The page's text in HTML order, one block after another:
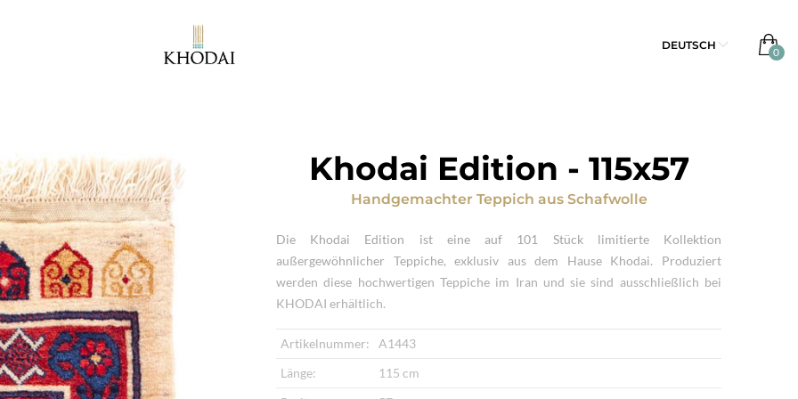
DEUTSCH
Khodai Edition - 115x57
Handgemachter Teppich aus Schafwolle
Die Khodai Edition ist eine auf 101 Stück limitierte Kollektion
außergewöhnlicher Teppiche, exklusiv aus dem Hause Khodai. Produziert
werden diese hochwertigen Teppiche im Iran und sie sind ausschließlich bei
KHODAI erhältlich.
Artikelnummer:
A1443
Länge:
115 cm